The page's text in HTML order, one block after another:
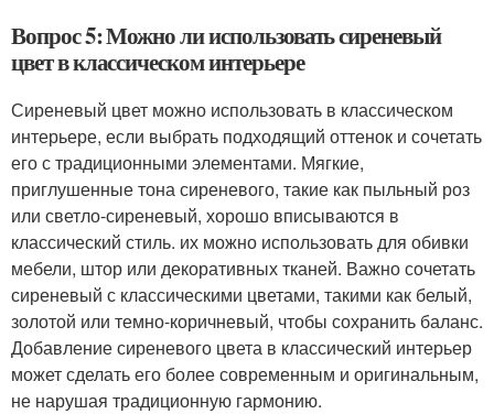
Вопрос 5: Можно ли использовать сиреневый
цвет в классическом интерьере
Сиреневый цвет можно использовать в классическом
интерьере, если выбрать подходящий оттенок и сочетать
его с традиционными элементами. Мягкие,
приглушенные тона сиреневого, такие как пыльный роз
или светло-сиреневый, хорошо вписываются в
классический стиль. их можно использовать для обивки
мебели, штор или декоративных тканей. Важно сочетать
сиреневый с классическими цветами, такими как белый,
золотой или темно-коричневый, чтобы сохранить баланс.
Добавление сиреневого цвета в классический интерьер
может сделать его более современным и оригинальным,
не нарушая традиционную гармонию.